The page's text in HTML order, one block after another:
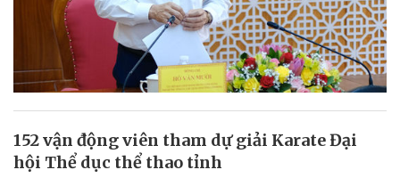
152 vận động viên tham dự giải Karate Đại
hội Thể dục thể thao tỉnh